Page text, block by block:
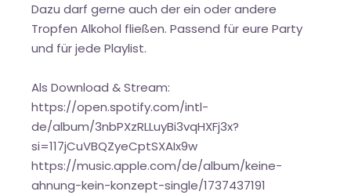
Dazu darf gerne auch der ein oder andere
Tropfen Alkohol fließen. Passend für eure Party
und für jede Playlist.
Als Download & Stream:
https://open.spotify.com/intl-
de/album/3nbPXzRLLuyBi3vqHXFj3x?
si=117jCuVBQZyeCptSXAIx9w
https://music.apple.com/de/album/keine-
ahnung-kein-konzept-single/1737437191